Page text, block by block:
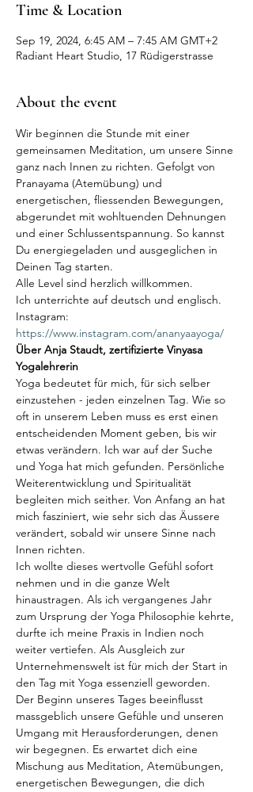
Time & Location
Sep 19, 2024, 6:45 AM – 7:45 AM GMT+2
Radiant Heart Studio, 17 Rüdigerstrasse
About the event
Wir beginnen die Stunde mit einer
gemeinsamen Meditation, um unsere Sinne
ganz nach Innen zu richten. Gefolgt von
Pranayama (Atemübung) und
energetischen, fliessenden Bewegungen,
abgerundet mit wohltuenden Dehnungen
und einer Schlussentspannung. So kannst
Du energiegeladen und ausgeglichen in
Deinen Tag starten.
Alle Level sind herzlich willkommen.
Ich unterrichte auf deutsch und englisch.
Instagram:
https://www.instagram.com/ananyaayoga/
Über Anja Staudt, zertifizierte Vinyasa
Yogalehrerin
Yoga bedeutet für mich, für sich selber
einzustehen - jeden einzelnen Tag. Wie so
oft in unserem Leben muss es erst einen
entscheidenden Moment geben, bis wir
etwas verändern. Ich war auf der Suche
und Yoga hat mich gefunden. Persönliche
Weiterentwicklung und Spiritualität
begleiten mich seither. Von Anfang an hat
mich fasziniert, wie sehr sich das Äussere
verändert, sobald wir unsere Sinne nach
Innen richten.
Ich wollte dieses wertvolle Gefühl sofort
nehmen und in die ganze Welt
hinaustragen. Als ich vergangenes Jahr
zum Ursprung der Yoga Philosophie kehrte,
durfte ich meine Praxis in Indien noch
weiter vertiefen. Als Ausgleich zur
Unternehmenswelt ist für mich der Start in
den Tag mit Yoga essenziell geworden.
Der Beginn unseres Tages beeinflusst
massgeblich unsere Gefühle und unseren
Umgang mit Herausforderungen, denen
wir begegnen. Es erwartet dich eine
Mischung aus Meditation, Atemübungen,
energetischen Bewegungen, die dich